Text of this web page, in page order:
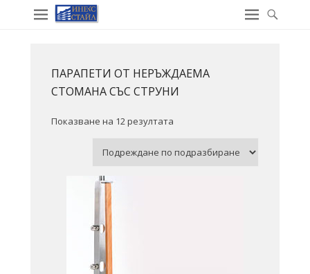
ПАРАПЕТИ ОТ НЕРЪЖДАЕМА
СТОМАНА СЪС СТРУНИ
Показване на 12 резултата